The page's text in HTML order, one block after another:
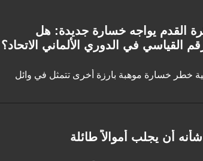
لكرة القدم يواجه خسارة جديدة: هل
القياسي في الدوري الألماني الاتحاد؟
خطر خسارة موهبة بارزة أخرى تتمثل في وائل
أن يجلب أموالاً طائلة